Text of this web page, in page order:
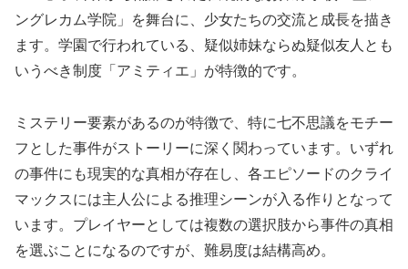
ングレカム学院」を舞台に、少女たちの交流と成長を描き
ます。学園で行われている、疑似姉妹ならぬ疑似友人とも
いうべき制度「アミティエ」が特徴的です。
ミステリー要素があるのが特徴で、特に七不思議をモチー
フとした事件がストーリーに深く関わっています。いずれ
の事件にも現実的な真相が存在し、各エピソードのクライ
マックスには主人公による推理シーンが入る作りとなって
います。プレイヤーとしては複数の選択肢から事件の真相
を選ぶことになるのですが、難易度は結構高め。